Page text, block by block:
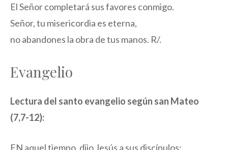
El Señor completará sus favores conmigo.
Señor, tu misericordia es eterna,
no abandones la obra de tus manos. R/.
Evangelio
Lectura del santo evangelio según san Mateo
(7,7-12):
EN aquel tiempo, dijo Jesús a sus discípulos: